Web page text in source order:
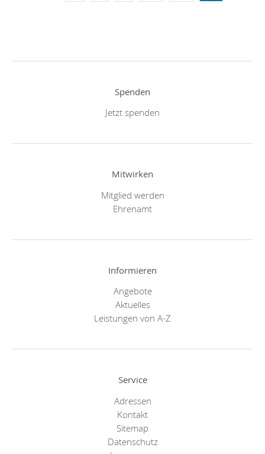
Spenden
Jetzt spenden
Mitwirken
Mitglied werden
Ehrenamt
Informieren
Angebote
Aktuelles
Leistungen von A-Z
Service
Adressen
Kontakt
Sitemap
Datenschutz